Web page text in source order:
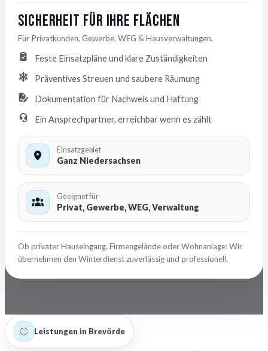
Sicherheit für Ihre Flächen
Für Privatkunden, Gewerbe, WEG & Hausverwaltungen.
Feste Einsatzpläne und klare Zuständigkeiten
Präventives Streuen und saubere Räumung
Dokumentation für Nachweis und Haftung
Ein Ansprechpartner, erreichbar wenn es zählt
Einsatzgebiet
Ganz Niedersachsen
Geeignet für
Privat, Gewerbe, WEG, Verwaltung
Ob privater Hauseingang, Firmengelände oder Wohnanlage: Wir
übernehmen den Winterdienst zuverlässig und professionell.
Leistungen in Brevörde